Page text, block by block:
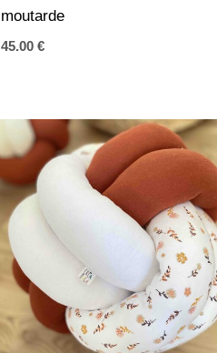
moutarde
45.00€